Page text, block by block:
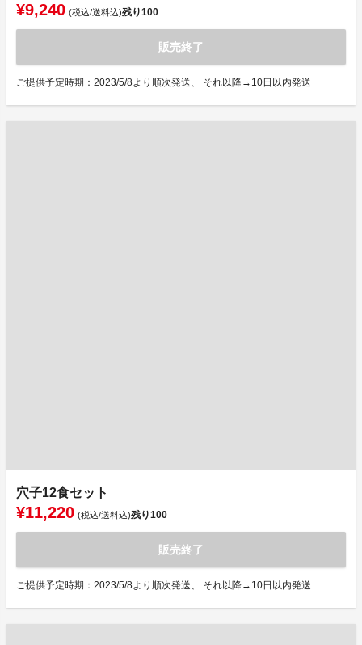
¥9,240 (税込/送料込)残り100
販売終了
ご提供予定時期：2023/5/8より順次発送、 それ以降→10日以内発送
穴子12食セット
¥11,220 (税込/送料込)残り100
販売終了
ご提供予定時期：2023/5/8より順次発送、 それ以降→10日以内発送